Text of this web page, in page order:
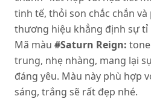
tinh tế, thỏi son chắc chắn
thương hiệu khẳng định sự tỉ
Mã màu #Saturn Reign:
trung, nhẹ nhàng, mang lại
đáng yêu. Màu này phù hợp
sáng, trắng sẽ rất đẹp nhé.